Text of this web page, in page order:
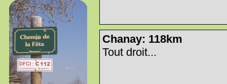
Chanay: 118km
Tout droit...